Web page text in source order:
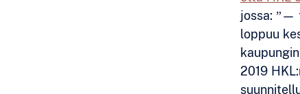
jossa: ”—
loppuu
2019